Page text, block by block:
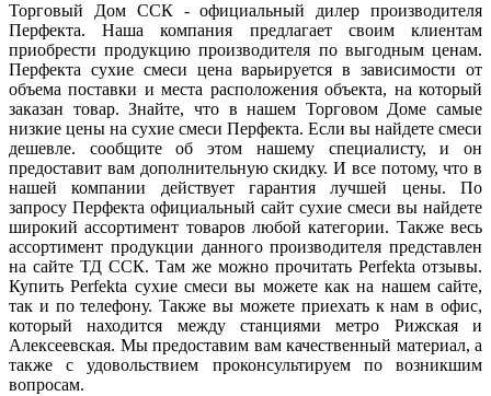
Торговый Дом ССК - официальный дилер производителя
Перфекта. Наша компания предлагает своим клиентам
приобрести продукцию производителя по выгодным ценам.
Перфекта сухие смеси цена варьируется в зависимости от
объема поставки и места расположения объекта, на который
заказан товар. Знайте, что в нашем Торговом Доме самые
низкие цены на сухие смеси Перфекта. Если вы найдете смеси
дешевле. сообщите об этом нашему специалисту, и он
предоставит вам дополнительную скидку. И все потому, что в
нашей компании действует гарантия лучшей цены. По
запросу Перфекта официальный сайт сухие смеси вы найдете
широкий ассортимент товаров любой категории. Также весь
ассортимент продукции данного производителя представлен
на сайте ТД ССК. Там же можно прочитать Perfekta отзывы.
Купить Perfekta сухие смеси вы можете как на нашем сайте,
так и по телефону. Также вы можете приехать к нам в офис,
который находится между станциями метро Рижская и
Алексеевская. Мы предоставим вам качественный материал, а
также с удовольствием проконсультируем по возникшим
вопросам.